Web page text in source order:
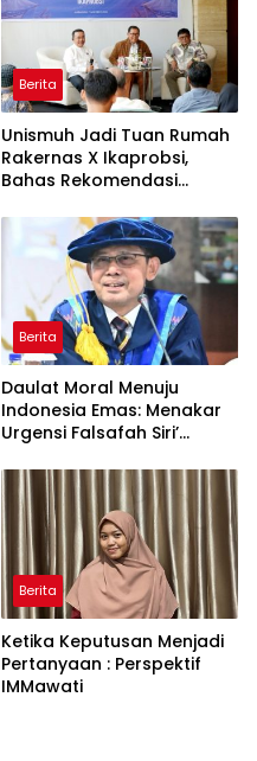
Berita
Unismuh Jadi Tuan Rumah
Rakernas X Ikaprobsi,
Bahas Rekomendasi
Indonesia di Tingkat
Global
Berita
Daulat Moral Menuju
Indonesia Emas: Menakar
Urgensi Falsafah Siri’
Ancaman Kleptokrasi
Berita
Ketika Keputusan Menjadi
Pertanyaan : Perspektif
IMMawati